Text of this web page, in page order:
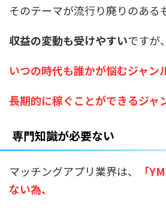
そのテーマが流行り廃りのある
収益の変動も受けやすいですが、
いつの時代も誰かが悩むジャン
長期的に稼ぐことができるジ
専門知識が必要ない
マッチングアプリ業界は、
「
ない為、